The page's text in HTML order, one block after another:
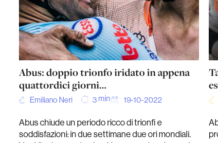
Abus: doppio trionfo iridato in appena
quattordici giorni…
Emiliano Neri 3 min 19-10-2022
Abus chiude un periodo ricco di trionfi e
soddisfazioni: in due settimane due ori mondiali.